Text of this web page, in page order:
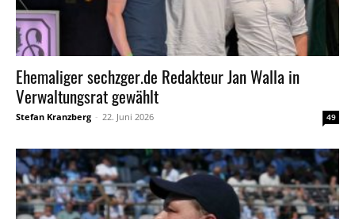
Ehemaliger sechzger.de Redakteur Jan Walla in
Verwaltungsrat gewählt
Stefan Kranzberg - 22. Juni 2026 49